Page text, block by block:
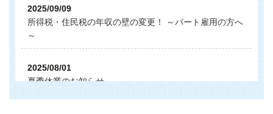
2025/09/09
所得税・住民税の年収の壁の変更！ ～パート雇用の方へ
～
2025/08/01
夏季休業のお知らせ